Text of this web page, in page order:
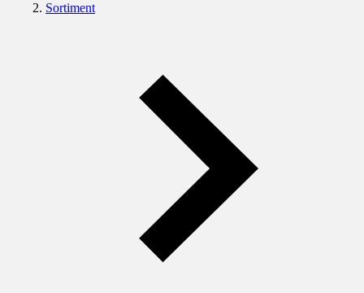
Sortiment